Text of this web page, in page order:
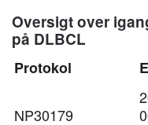
Oversigt over
på DLBCL
Protokol
NP30179